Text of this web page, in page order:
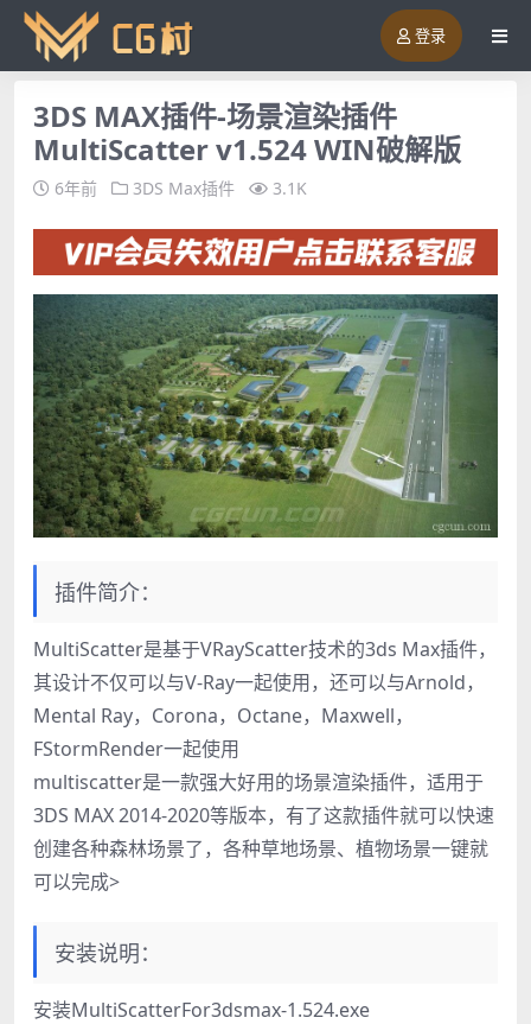
登录
3DS MAX插件-场景渲染插件
MultiScatter v1.524 WIN破解版
6年前 3DS Max插件 3.1K
插件简介：
MultiScatter是基于VRayScatter技术的3ds Max插件，
其设计不仅可以与V-Ray一起使用，还可以与Arnold，
Mental Ray，Corona，Octane，Maxwell，
FStormRender一起使用
multiscatter是一款强大好用的场景渲染插件，适用于
3DS MAX 2014-2020等版本，有了这款插件就可以快速
创建各种森林场景了，各种草地场景、植物场景一键就
可以完成>
安装说明：
安装MultiScatterFor3dsmax-1.524.exe